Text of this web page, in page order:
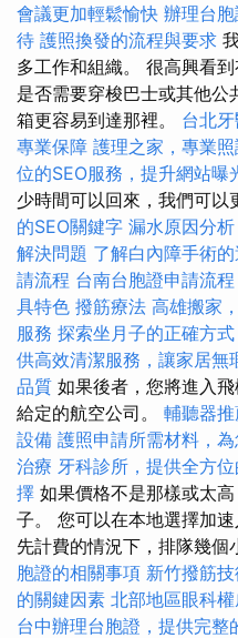
會議更加輕鬆愉快 辦理台
待 護照換發的流程與要求
多工作和組織。 很高興看
是否需要穿梭巴士或其他
箱更容易到達那裡。 台北
專業保障 護理之家，專業
位的SEO服務，提升網站曝
少時間可以回來，我們可以
的SEO關鍵字 漏水原因分
解決問題 了解白內障手術
請流程 台南台胞證申請流程
具特色 撥筋療法 高雄搬家
服務 探索坐月子的正確方
供高效清潔服務，讓家居無
品質 如果後者，您將進入
給定的航空公司。 輔聽器
設備 護照申請所需材料，
治療 牙科診所，提供全方
擇 如果價格不是那樣或太
子。 您可以在本地選擇加
先計費的情況下，排隊幾個
胞證的相關事項 新竹撥筋
的關鍵因素 北部地區眼科
台中辦理台胞證，提供完整